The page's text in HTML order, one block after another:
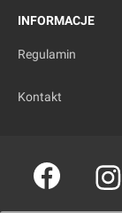
INFORMACJE
Regulamin
Kontakt